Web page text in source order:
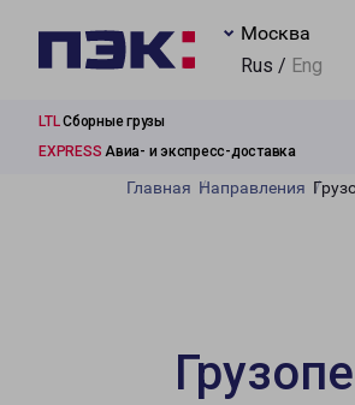
Москва
Rus / Eng
LTLСборные грузы
EXPRESS Авиа- и экспресс-доставка
Главная Направления